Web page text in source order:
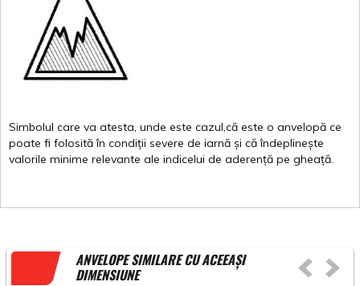
Simbolul care va atesta, unde este cazul,că este o anvelopă ce
poate fi folosită în condiții severe de iarnă și că îndeplinește
valorile minime relevante ale indicelui de aderență pe gheață.
ANVELOPE SIMILARE CU ACEEAȘI
DIMENSIUNE